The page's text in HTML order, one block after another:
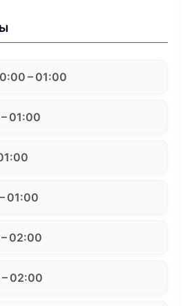
– 01:00
01:00
01:00
02:00
02:00